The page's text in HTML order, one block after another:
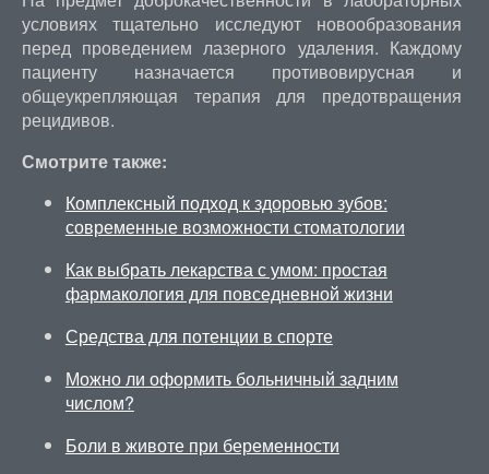
условиях тщательно исследуют новообразования
перед проведением лазерного удаления. Каждому
пациенту назначается противовирусная и
общеукрепляющая терапия для предотвращения
рецидивов.
Смотрите также:
Комплексный подход к здоровью зубов:
современные возможности стоматологии
Как выбрать лекарства с умом: простая
фармакология для повседневной жизни
Средства для потенции в спорте
Можно ли оформить больничный задним
числом?
Боли в животе при беременности